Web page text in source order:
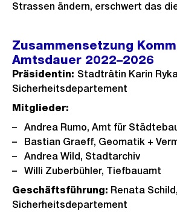
Strassen ändern, erschwert das
Zusammensetzung
Amtsdauer 2022–2026
Präsidentin: Stadträtin Karin
Sicherheitsdepartement
Mitglieder:
Andrea Rumo, Amt für
Bastian Graeff, Geomatik +
Andrea Wild, Stadtarchiv
Willi Zuberbühler, Tiefbauamt
Geschäftsführung: Renata Schild,
Sicherheitsdepartement